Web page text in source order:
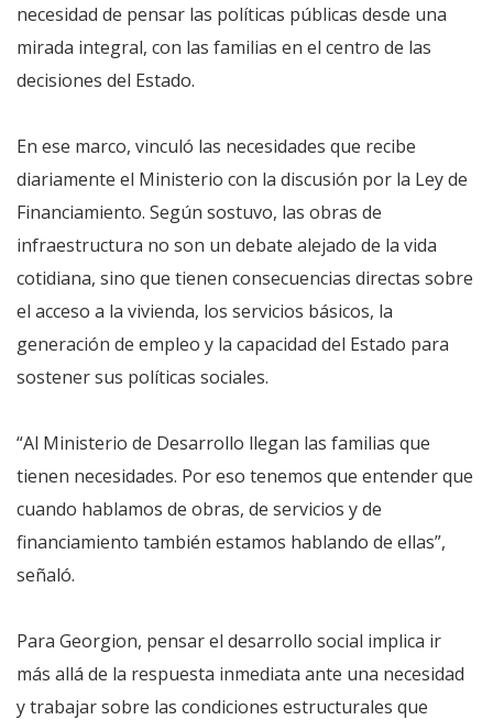
necesidad de pensar las políticas públicas desde una
mirada integral, con las familias en el centro de las
decisiones del Estado.
En ese marco, vinculó las necesidades que recibe
diariamente el Ministerio con la discusión por la Ley de
Financiamiento. Según sostuvo, las obras de
infraestructura no son un debate alejado de la vida
cotidiana, sino que tienen consecuencias directas sobre
el acceso a la vivienda, los servicios básicos, la
generación de empleo y la capacidad del Estado para
sostener sus políticas sociales.
“Al Ministerio de Desarrollo llegan las familias que
tienen necesidades. Por eso tenemos que entender que
cuando hablamos de obras, de servicios y de
financiamiento también estamos hablando de ellas”,
señaló.
Para Georgion, pensar el desarrollo social implica ir
más allá de la respuesta inmediata ante una necesidad
y trabajar sobre las condiciones estructurales que